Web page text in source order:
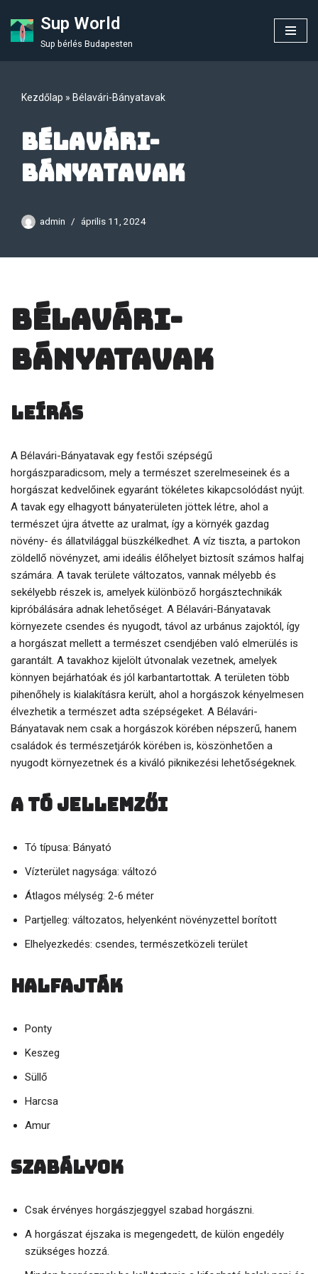
Skip
Sup World
Sup bérlés Budapesten
Kezdőlap » Bélavári-Bányatavak
Bélavári-
Bányatavak
admin április 11, 2024
Bélavári-
Bányatavak
Leírás
A Bélavári-Bányatavak egy festői szépségű
horgászparadicsom, mely a természet szerelmeseinek és a
horgászat kedvelőinek egyaránt tökéletes kikapcsolódást nyújt.
A tavak egy elhagyott bányaterületen jöttek létre, ahol a
természet újra átvette az uralmat, így a környék gazdag
növény- és állatvilággal büszkélkedhet. A víz tiszta, a partokon
zöldellő növényzet, ami ideális élőhelyet biztosít számos halfaj
számára. A tavak területe változatos, vannak mélyebb és
sekélyebb részek is, amelyek különböző horgásztechnikák
kipróbálására adnak lehetőséget. A Bélavári-Bányatavak
környezete csendes és nyugodt, távol az urbánus zajoktól, így
a horgászat mellett a természet csendjében való elmerülés is
garantált. A tavakhoz kijelölt útvonalak vezetnek, amelyek
könnyen bejárhatóak és jól karbantartottak. A területen több
pihenőhely is kialakításra került, ahol a horgászok kényelmesen
élvezhetik a természet adta szépségeket. A Bélavári-
Bányatavak nem csak a horgászok körében népszerű, hanem
családok és természetjárók körében is, köszönhetően a
nyugodt környezetnek és a kiváló piknikezési lehetőségeknek.
A tó jellemzői
Tó típusa: Bányató
Vízterület nagysága: változó
Átlagos mélység: 2-6 méter
Partjelleg: változatos, helyenként növényzettel borított
Elhelyezkedés: csendes, természetközeli terület
Halfajták
Ponty
Keszeg
Süllő
Harcsa
Amur
Szabályok
Csak érvényes horgászjeggyel szabad horgászni.
A horgászat éjszaka is megengedett, de külön engedély
szükséges hozzá.